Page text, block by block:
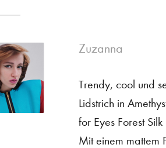
Zuzanna
Trendy, cool und
Lidstrich in
for Eyes Forest
Mit einem mattem